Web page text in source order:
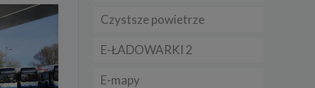
Czystsze powietrze
E-ŁADOWARKI 2
E-mapy